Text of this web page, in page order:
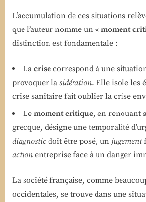
L’accumulation de ces situations
que l’auteur nomme un « moment
distinction est fondamentale :
La crise correspond à une
provoquer la sidération. Elle isole les
crise sanitaire fait oublier la crise
Le moment critique, en renouant
grecque, désigne une temporalité
diagnostic doit être posé, un jugement
action entreprise face à un danger
La société française, comme
occidentales, se trouve dans une